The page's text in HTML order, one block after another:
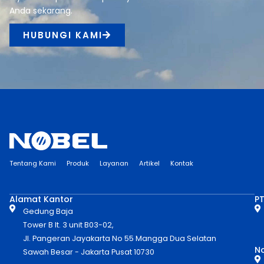
Anda sekarang.
HUBUNGI KAMI
Tentang Kami Produk Layanan Artikel Kontak
Alamat Kantor
Gedung Baja
Tower B lt. 3 unit B03-02,
Jl. Pangeran Jayakarta No 55 Mangga Dua Selatan
Sawah Besar - Jakarta Pusat 10730